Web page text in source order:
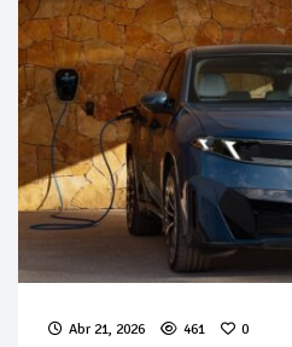
Abr 21, 2026 461 0